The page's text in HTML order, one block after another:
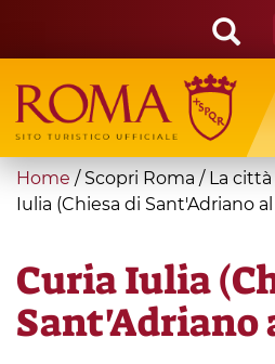
main
content
Search
form
Cerca
You
are
Home / Scopri Roma / La città
Iulia (Chiesa di Sant'Adriano
Curia Iulia
Sant'Adriano